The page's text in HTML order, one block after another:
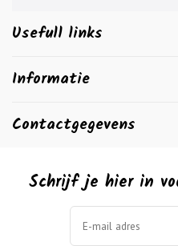
Usefull links
Informatie
Contactgegevens
Schrijf je hier in